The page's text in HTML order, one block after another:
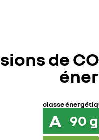
de
classe
A 90